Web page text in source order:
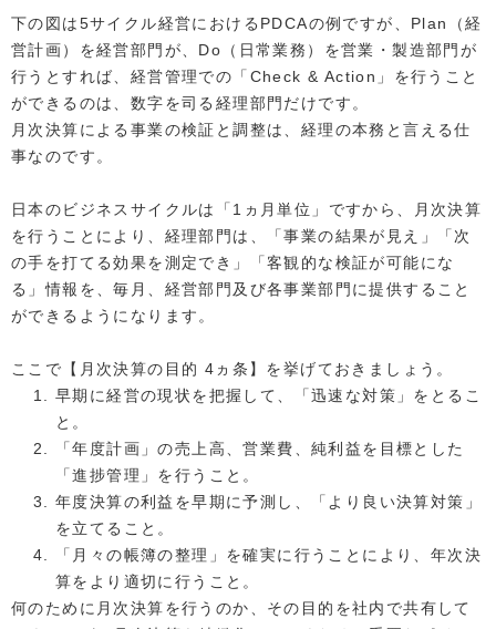
下の図は5サイクル経営におけるPDCAの例ですが、Plan（経
営計画）を経営部門が、Do（日常業務）を営業・製造部門が
行うとすれば、経営管理での「Check & Action」を行うこと
ができるのは、数字を司る経理部門だけです。
月次決算による事業の検証と調整は、経理の本務と言える仕
事なのです。
日本のビジネスサイクルは「1ヵ月単位」ですから、月次決算
を行うことにより、経理部門は、「事業の結果が見え」「次
の手を打てる効果を測定でき」「客観的な検証が可能にな
る」情報を、毎月、経営部門及び各事業部門に提供すること
ができるようになります。
ここで【月次決算の目的 4ヵ条】を挙げておきましょう。
早期に経営の現状を把握して、「迅速な対策」をとるこ
と。
「年度計画」の売上高、営業費、純利益を目標とした
「進捗管理」を行うこと。
年度決算の利益を早期に予測し、「より良い決算対策」
を立てること。
「月々の帳簿の整理」を確実に行うことにより、年次決
算をより適切に行うこと。
何のために月次決算を行うのか、その目的を社内で共有して